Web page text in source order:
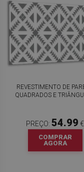
REVESTIMENTO DE
QUADRADOS E
PREÇO: 54.99 €
COMPRAR
AGORA